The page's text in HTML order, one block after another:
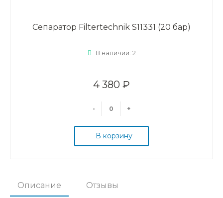
Сепаратор Filtertechnik S11331 (20 бар)
В наличии: 2
4 380 ₽
- +
В корзину
Описание Отзывы